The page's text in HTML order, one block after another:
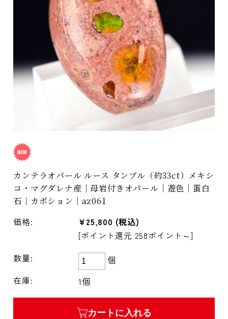
カンテラオパール ルース タンブル（約33ct）メキシ
コ・マグダレナ産｜母岩付きオパール｜遊色｜蛋白
石｜カボション｜az061
価格: ¥25,800 (税込)
[ポイント還元 258ポイント～]
数量:
個
在庫:
1個
カートに入れる